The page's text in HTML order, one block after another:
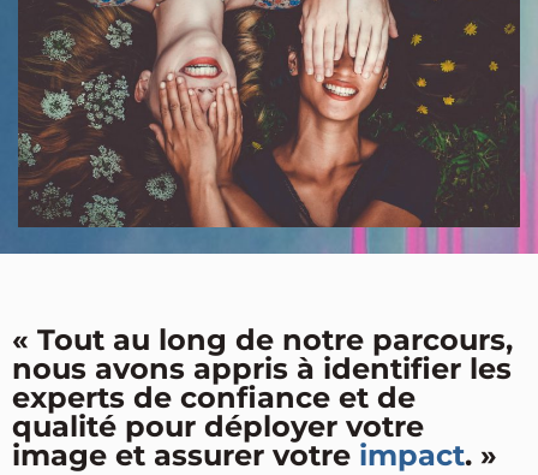
« Tout au long de notre parcours,
nous avons appris à identifier les
experts de confiance et de
qualité pour déployer votre
image et assurer votre impact. »